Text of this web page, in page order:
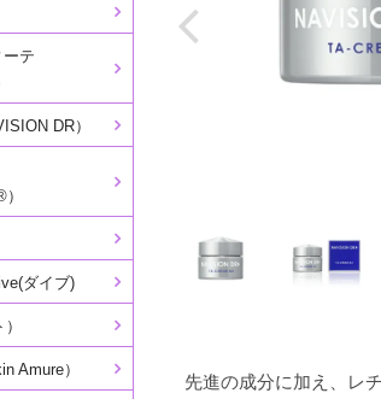
先進の成分に加え、レ
テ
DR）
ダイブ)
Amure）